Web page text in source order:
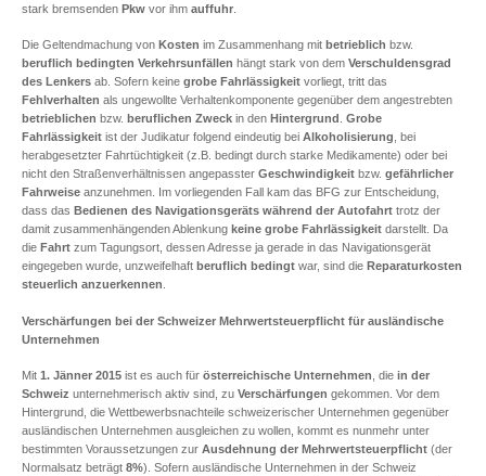
stark bremsenden Pkw vor ihm auffuhr
Die Geltendmachung von Kosten im Zusammenhang mit betrieblich bzw.
beruflich bedingten Verkehrsunfällen hängt stark von dem Verschuldensgrad
des Lenkers ab. Sofern keine grobe Fahrlässigkeit vorliegt, tritt das
Fehlverhalten als ungewollte Verhaltenkomponente gegenüber dem angestrebten
betrieblichen bzw. beruflichen Zweck in den Hintergrund
Grobe
Fahrlässigkeit ist der Judikatur folgend eindeutig bei Alkoholisierung , bei
herabgesetzter Fahrtüchtigkeit (z.B. bedingt durch starke Medikamente) oder bei
nicht den Straßenverhältnissen angepasster Geschwindigkeit bzw. gefährlicher
Fahrweise anzunehmen. Im vorliegenden Fall kam das BFG zur Entscheidung,
dass das Bedienen des Navigationsgeräts während der Autofahrt trotz der
damit zusammenhängenden Ablenkung keine grobe Fahrlässigkeit darstellt. Da
die Fahrt zum Tagungsort, dessen Adresse ja gerade in das Navigationsgerät
eingegeben wurde, unzweifelhaft beruflich bedingt war, sind die Reparaturkosten
steuerlich anzuerkennen
Verschärfungen bei der Schweizer Mehrwertsteuerpflicht für ausländische
Unternehmen
Mit 1. Jänner 2015 ist es auch für österreichische Unternehmen , die in der
Schweiz unternehmerisch aktiv sind, zu Verschärfungen gekommen. Vor dem
Hintergrund, die Wettbewerbsnachteile schweizerischer Unternehmen gegenüber
ausländischen Unternehmen ausgleichen zu wollen, kommt es nunmehr unter
bestimmten Voraussetzungen zur Ausdehnung der Mehrwertsteuerpflicht (der
Normalsatz beträgt 8%). Sofern ausländische Unternehmen in der Schweiz